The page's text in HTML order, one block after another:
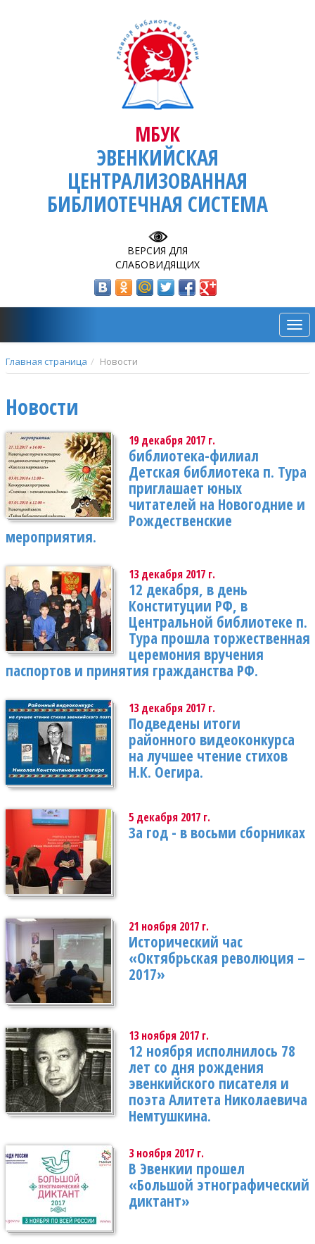
МБУК
ЭВЕНКИЙСКАЯ
ЦЕНТРАЛИЗОВАННАЯ
БИБЛИОТЕЧНАЯ СИСТЕМА
ВЕРСИЯ ДЛЯ
СЛАБОВИДЯЩИХ
Главная страница Новости
Новости
19 декабря 2017 г.
библиотека-филиал
Детская библиотека п. Тура
приглашает юных
читателей на Новогодние и
Рождественские
мероприятия.
13 декабря 2017 г.
12 декабря, в день
Конституции РФ, в
Центральной библиотеке п.
Тура прошла торжественная
церемония вручения
паспортов и принятия гражданства РФ.
13 декабря 2017 г.
Подведены итоги
районного видеоконкурса
на лучшее чтение стихов
Н.К. Оегира.
5 декабря 2017 г.
За год - в восьми сборниках
21 ноября 2017 г.
Исторический час
«Октябрьская революция –
2017»
13 ноября 2017 г.
12 ноября исполнилось 78
лет со дня рождения
эвенкийского писателя и
поэта Алитета Николаевича
Немтушкина.
3 ноября 2017 г.
В Эвенкии прошел
«Большой этнографический
диктант»